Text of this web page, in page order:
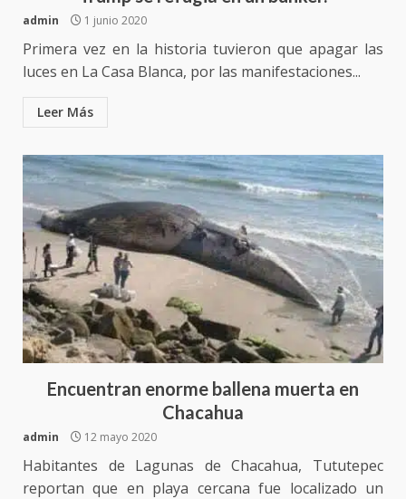
admin 1 junio 2020
Primera vez en la historia tuvieron que apagar las
luces en La Casa Blanca, por las manifestaciones...
Leer Más
Encuentran enorme ballena muerta en
Chacahua
admin 12 mayo 2020
Habitantes de Lagunas de Chacahua, Tututepec
reportan que en playa cercana fue localizado un
4
Encuentro de Ariadna Montiel
con el Gobernador Salomón Jara
Cruz reafirma la consolidación
5
Secretaría de Gobierno refuerza
presencia institucional en San
Juan Mazatlán
20 julio 2026
6
Sanciona Municipio de Oaxaca
de Juárez caso de maltrato
animal tras denuncia ciudadana
16 julio 2026
7
Detienen a Ernesto Ruffo en Baja
California; FGR lo investiga por
contrabando
16 julio 2026